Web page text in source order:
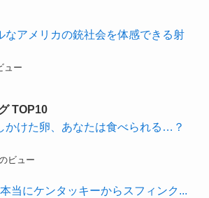
なアメリカの銃社会を体感できる射
ュー
TOP10
かけた卵、あなたは食べられる…？
ビュー
当にケンタッキーからスフィンク...